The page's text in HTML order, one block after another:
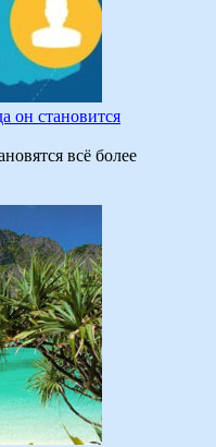
он становится
всё более